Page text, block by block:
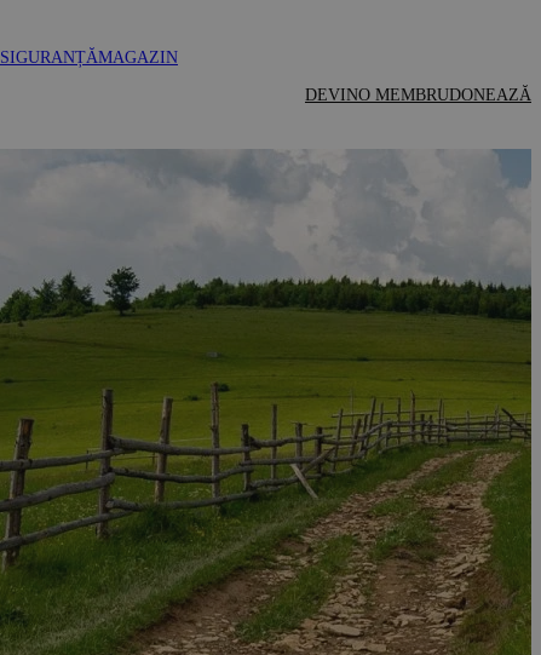
SIGURANȚĂMAGAZIN
DEVINO MEMBRUDONEAZĂ